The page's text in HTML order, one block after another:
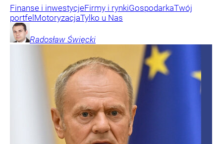
Finanse i inwestycjeFirmy i rynkiGospodarkaTwój
portfel MotoryzacjaTylko u Nas
Radosław Święcki